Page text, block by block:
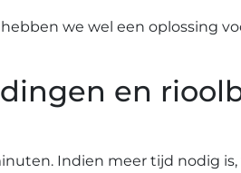
we wel een oplossing
en
Indien meer tijd nodig